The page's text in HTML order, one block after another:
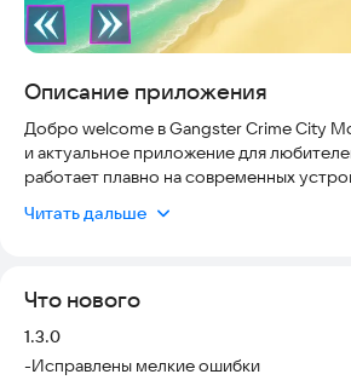
Описание приложения
Добро welcome в Gangster Crime City
и актуальное приложение для
работает плавно на современных
геймплея. Погрузитесь в мир
карьерной лестнице и станете боссом
покажите свои навыки в гангстерском
Читать дальше
Что нового
Версия:
1.3.0
-Исправлены мелкие ошибки